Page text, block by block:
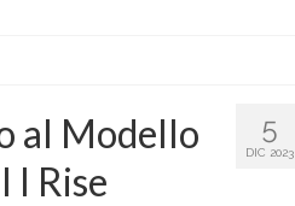
5
DIC 2023
al Modello
I Rise